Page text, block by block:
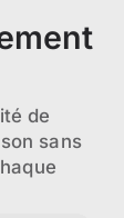
de
sans